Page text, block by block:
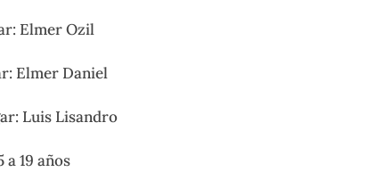
Elmer Ozil
Elmer Daniel
Luis Lisandro
a 19 años